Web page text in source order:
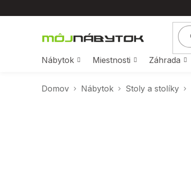
na
Nábytok
Miestnosti Záhrada
Domov Nábytok Stoly a stolíky